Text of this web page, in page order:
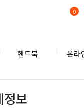
핸드북 온라
0
정보